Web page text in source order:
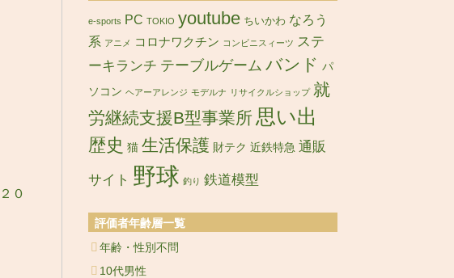
０
e-sports PC TOKIO youtube ちいかわ なろう
系 アニメ コロナワクチン コンビニスィーツ ステ
ーキランチ テーブルゲーム バンド パ
ソコン ヘアーアレンジ モデルナ リサイクルショップ 就
労継続支援B型事業所 思い出
歴史 猫 生活保護 財テク 近鉄特急 通販
サイト 野球 釣り 鉄道模型
評価者年齢層一覧
年齢・性別不問
10代男性